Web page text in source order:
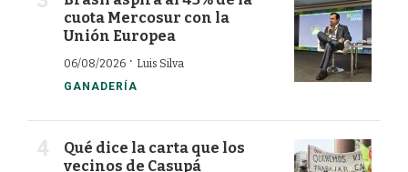
cuota Mercosur con la
Unión Europea
06/08/2026 · Luis Silva
GANADERÍA
Qué dice la carta que los
vecinos de Casupá